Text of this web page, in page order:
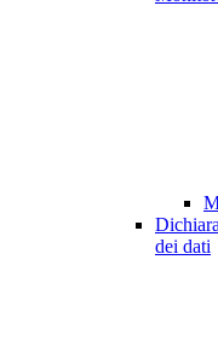
dei dati